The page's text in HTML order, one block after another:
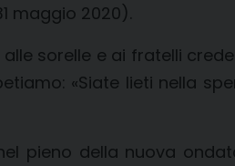
maggio 2020).
sorelle e ai fratelli
«Siate lieti nella
pieno della nuova